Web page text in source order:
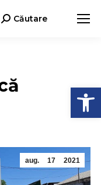
Search:Căutare
aug. 17 2021